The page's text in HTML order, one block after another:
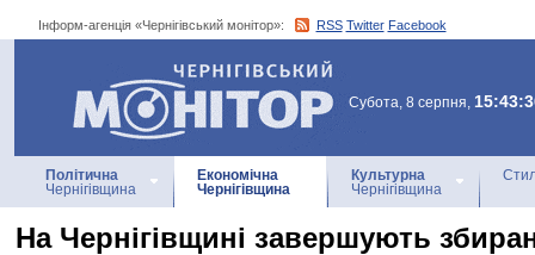
Інформ-агенція «Чернігівський монітор»: RSS Twitter Facebook
Інформ-агенція
«Чернігівський монітор»
Субота, 8 серпня,
Політична
Чернігівщина
Економічна
Чернігівщина
Культурна
Чернігівщина
На Чернігівщині завершують